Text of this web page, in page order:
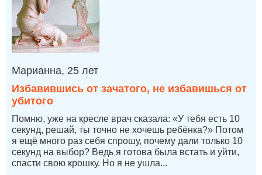
Марианна, 25 лет
Избавившись от зачатого, не избавишься от
убитого
Помню, уже на кресле врач сказала: «У тебя есть 10
секунд, решай, ты точно не хочешь ребёнка?» Потом
я ещё много раз себя спрошу, почему дали только 10
секунд на выбор? Ведь я готова была встать и уйти,
спасти свою крошку. Но я не ушла...